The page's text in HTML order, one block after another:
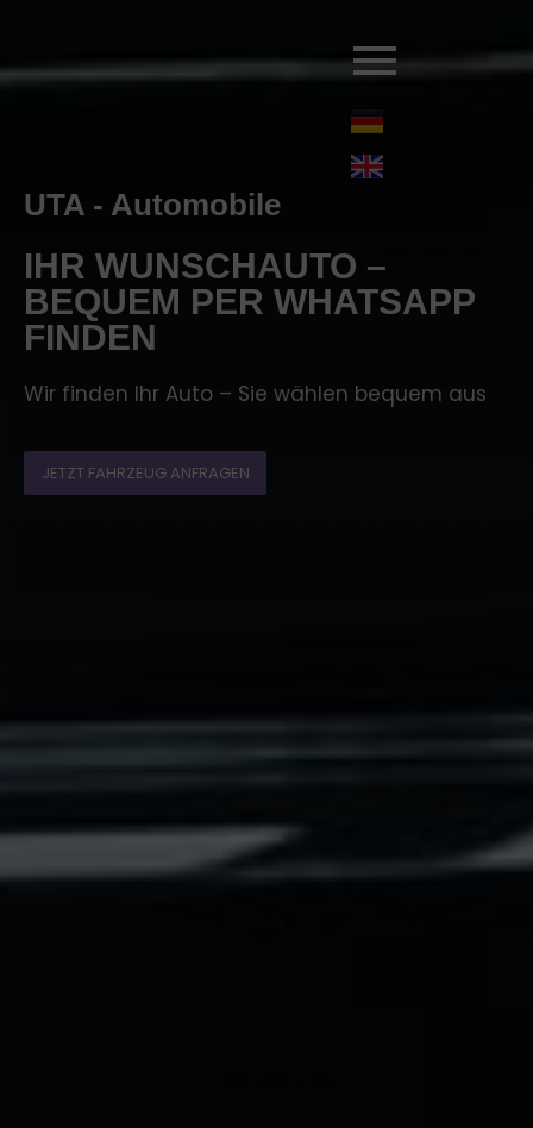
UTA - Automobile
IHR WUNSCHAUTO –
BEQUEM PER WHATSAPP
FINDEN
Wir finden Ihr Auto – Sie wählen bequem aus
JETZT FAHRZEUG ANFRAGEN